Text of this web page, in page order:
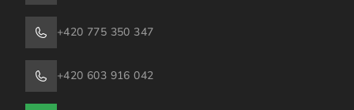
+420 775 350 347
+420 603 916 042